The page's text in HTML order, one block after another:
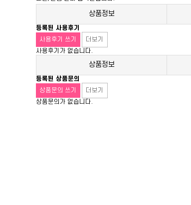
상품정보
등록된 사용후기
사용후기 쓰기
더보기
사용후기가 없습니다.
상품정보
등록된 상품문의
상품문의 쓰기
더보기
상품문의가 없습니다.